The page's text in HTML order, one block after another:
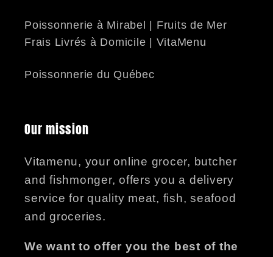
Poissonnerie à Mirabel | Fruits de Mer
Frais Livrés à Domicile | VitaMenu
Poissonnerie du Québec
Our mission
Vitamenu, your online grocer, butcher
and fishmonger, offers you a delivery
service for quality meat, fish, seafood
and groceries.
We want to offer you the best of the